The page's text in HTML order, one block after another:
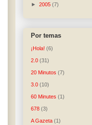
► 2005 (7)
Por temas
¡Hola! (6)
2.0 (31)
20 Minutos (7)
3.0 (10)
60 Minutes (1)
678 (3)
A Gazeta (1)